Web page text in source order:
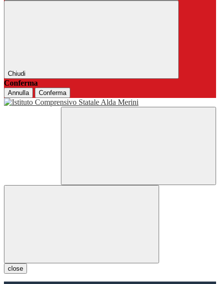
Chiudi
Conferma
Annulla Conferma
close